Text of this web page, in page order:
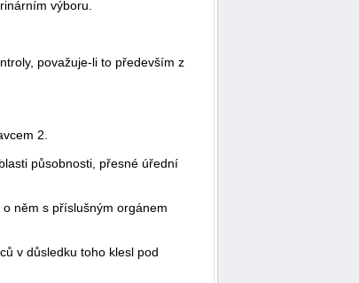
výboru.
považuje-li to především z
2.
působnosti, přesné úřední
něm s příslušným orgánem
v důsledku toho klesl pod